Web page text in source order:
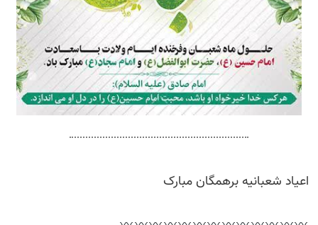
اعیاد شعبانیه برهمگان مبارک